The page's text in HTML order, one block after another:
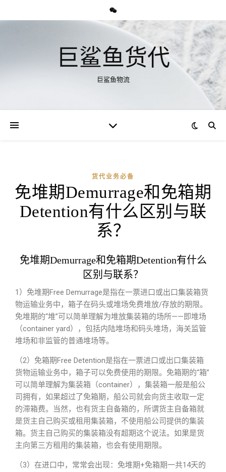
巨鲨鱼货代
巨鲨鱼物流
货代业务必备
免堆期Demurrage和免箱期
Detention有什么区别与联
系？
免堆期Demurrage和免箱期Detention有什么
区别与联系？
1）免堆期Free Demurrage是指在一票进口或出口集装箱货
物运输业务中，箱子在码头或堆场免费堆放/存放的期限。
免堆期的“堆”可以简单理解为堆放集装箱的场所——即堆场
（container yard），包括内陆堆场和码头堆场，海关监管
堆场和非监管的普通堆场等。
（2）免箱期Free Detention是指在一票进口或出口集装箱
货物运输业务中，箱子可以免费使用的期限。免箱期的“箱”
可以简单理解为集装箱（container），集装箱一般是船公
司拥有，如果超过了免箱期，船公司就会向货主收取一定
的滞箱费。当然，也有货主自备箱的，所谓货主自备箱就
是货主自己购买或租用集装箱，不使用船公司提供的集装
箱。货主自己购买的集装箱没有超期这个说法。如果是货
主向第三方租用的集装箱，也会有使用期限。
（3）在进口中，常常会出现：免堆期+免箱期一共14天的